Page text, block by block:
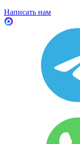
Написать нам